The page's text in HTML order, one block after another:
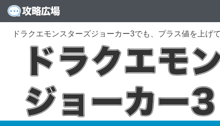
ドラクエモンスターズジョーカー3でも、プラス値を上げ